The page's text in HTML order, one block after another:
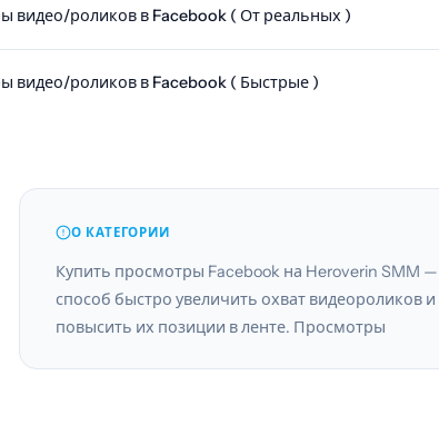
роликов в Facebook ( От реальных )
роликов в Facebook ( Быстрые )
О КАТЕГОРИИ
Купить просмотры Facebook на Heroverin SMM —
способ быстро увеличить охват видеороликов и
повысить их позиции в ленте. Просмотры
поступают от реальных аккаунтов, что делает рост
естественным и безопасным для страницы.